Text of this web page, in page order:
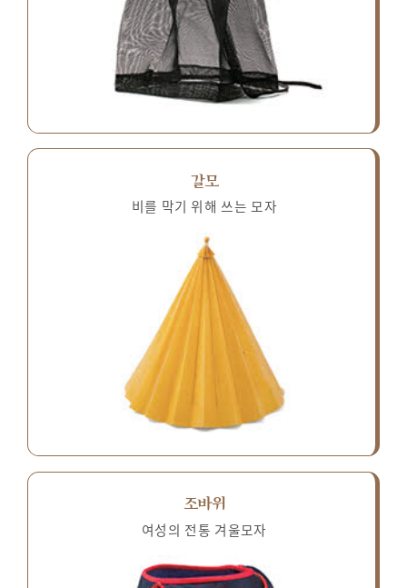
갈모
비를 막기 위해 쓰는 모자
조바위
여성의 전통 겨울모자